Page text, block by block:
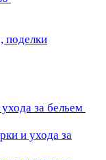
поделки
за бельем
и ухода за